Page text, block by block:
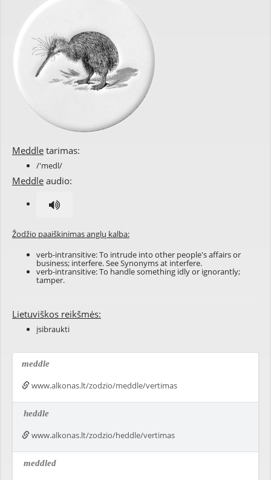
Meddle tarimas:
/'medl/
Meddle audio:
Žodžio paaiškinimas anglų kalba:
verb-intransitive: To intrude into other people's affairs or
business; interfere. See Synonyms at interfere.
verb-intransitive: To handle something idly or ignorantly;
tamper.
Lietuviškos reikšmės:
įsibraukti
meddle
www.alkonas.lt/zodzio/meddle/vertimas
heddle
www.alkonas.lt/zodzio/heddle/vertimas
meddled